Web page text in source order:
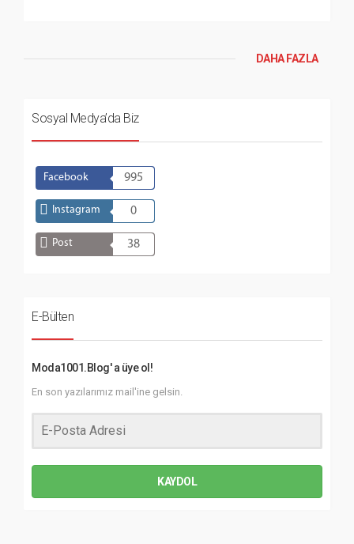
DAHA FAZLA
Sosyal Medya’da Biz
Facebook 995
Instagram 0
Post 38
E-Bülten
Moda1001.Blog' a üye ol!
En son yazılarımız mail'ine gelsin.
KAYDOL